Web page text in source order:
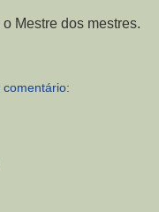
Mestre dos mestres.
comentário: